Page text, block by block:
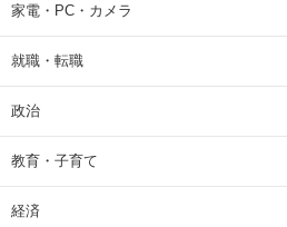
家電・PC・カメラ
就職・転職
政治
教育・子育て
経済